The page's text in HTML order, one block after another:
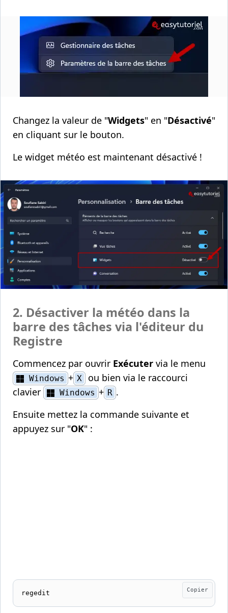
Changez la valeur de "Widgets" en "Désactivé"
en cliquant sur le bouton.
Le widget météo est maintenant désactivé !
2. Désactiver la météo dans la
barre des tâches via l'éditeur du
Registre
Commencez par ouvrir Exécuter via le menu
Windows + X
ou bien via le raccourci
clavier
Windows + R .
Ensuite mettez la commande suivante et
appuyez sur "OK" :
Copier
regedit